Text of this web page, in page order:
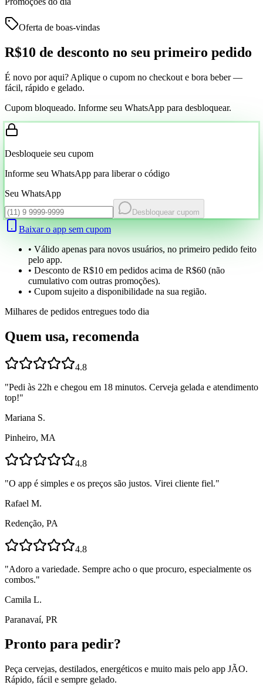
Oferta de boas-vindas
R$10 de desconto no seu primeiro pedido
É novo por aqui? Aplique o cupom no checkout e bora beber —
fácil, rápido e gelado.
Cupom bloqueado. Informe seu WhatsApp para desbloquear.
Desbloqueie seu cupom
Informe seu WhatsApp para liberar o código
Seu WhatsApp
Desbloquear cupom
Baixar o app sem cupom
• Válido apenas para novos usuários, no primeiro pedido feito
pelo app.
• Desconto de R$10 em pedidos acima de R$60 (não
cumulativo com outras promoções).
• Cupom sujeito a disponibilidade na sua região.
Milhares de pedidos entregues todo dia
Quem usa, recomenda
4.8
"Pedi às 22h e chegou em 18 minutos. Cerveja gelada e atendimento
top!"
Mariana S.
Pinheiro, MA
4.8
"O app é simples e os preços são justos. Virei cliente fiel."
Rafael M.
Redenção, PA
4.8
"Adoro a variedade. Sempre acho o que procuro, especialmente os
combos."
Camila L.
Paranavaí, PR
Pronto para pedir?
Peça cervejas, destilados, energéticos e muito mais pelo app JÃO.
Rápido, fácil e sempre gelado.